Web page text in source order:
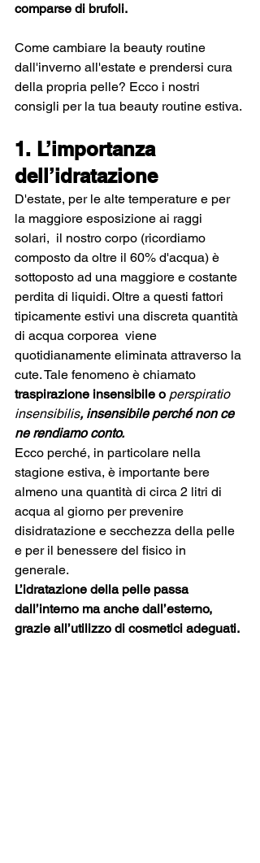
comparse di brufoli.
Come cambiare la beauty routine
dall'inverno all'estate e prendersi cura
della propria pelle? Ecco i nostri
consigli per la tua beauty routine estiva.
1. L’importanza
dell’idratazione
D'estate, per le alte temperature e per
la maggiore esposizione ai raggi
solari,  il nostro corpo (ricordiamo
composto da oltre il 60% d'acqua) è
sottoposto ad una maggiore e costante
perdita di liquidi. Oltre a questi fattori
tipicamente estivi una discreta quantità
di acqua corporea  viene
quotidianamente eliminata attraverso la
cute. Tale fenomeno è chiamato
traspirazione insensibile o perspiratio
insensibilis, insensibile perché non ce
ne rendiamo conto.
Ecco perché, in particolare nella
stagione estiva, è importante bere
almeno una quantità di circa 2 litri di
acqua al giorno per prevenire
disidratazione e secchezza della pelle
e per il benessere del fisico in
generale.
L’idratazione della pelle passa
dall’interno ma anche dall’esterno,
grazie all’utilizzo di cosmetici adeguati.